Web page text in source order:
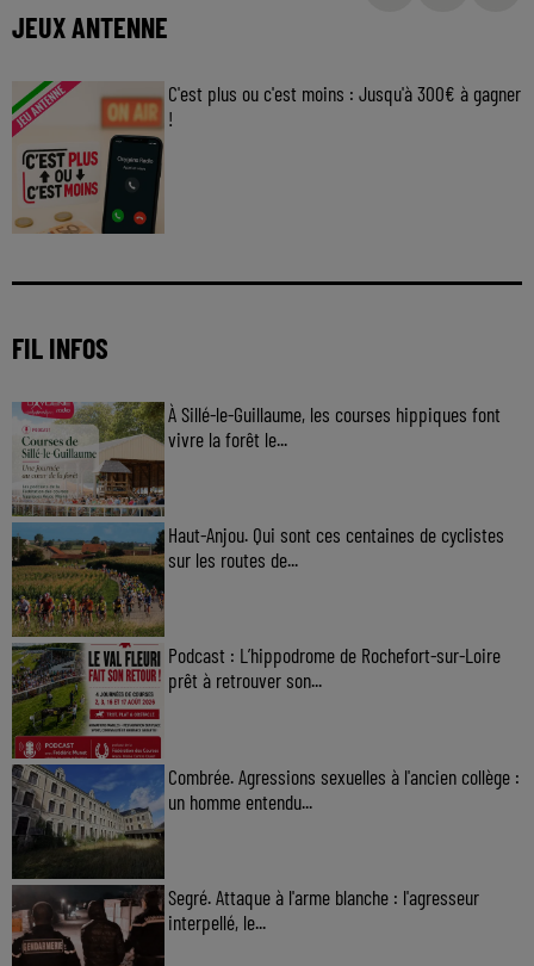
JEUX ANTENNE
C'est plus ou c'est moins : Jusqu'à 300€ à gagner
!
FIL INFOS
À Sillé-le-Guillaume, les courses hippiques font
vivre la forêt le...
Haut-Anjou. Qui sont ces centaines de cyclistes
sur les routes de...
Podcast : L’hippodrome de Rochefort-sur-Loire
prêt à retrouver son...
Combrée. Agressions sexuelles à l'ancien collège :
un homme entendu...
Segré. Attaque à l'arme blanche : l'agresseur
interpellé, le...